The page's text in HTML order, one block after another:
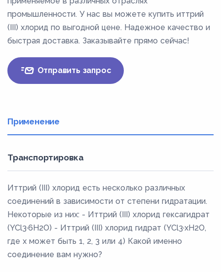
промышленности. У нас вы можете купить иттрий
(III) хлорид по выгодной цене. Надежное качество и
быстрая доставка. Заказывайте прямо сейчас!
Отправить запрос
Применение
Транспортировка
Иттрий (III) хлорид есть несколько различных
соединений в зависимости от степени гидратации.
Некоторые из них: - Иттрий (III) хлорид гексагидрат
(YCl3·6H2O) - Иттрий (III) хлорид гидрат (YCl3·xH2O,
где x может быть 1, 2, 3 или 4) Какой именно
соединение вам нужно?